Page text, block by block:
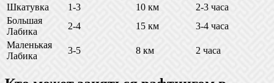
Шкатувка
1-3 10 км
2-3 часа
Большая
Лабика
2-4 15 км
3-4 часа
Маленькая
Лабика
3-5 8 км 2 часа